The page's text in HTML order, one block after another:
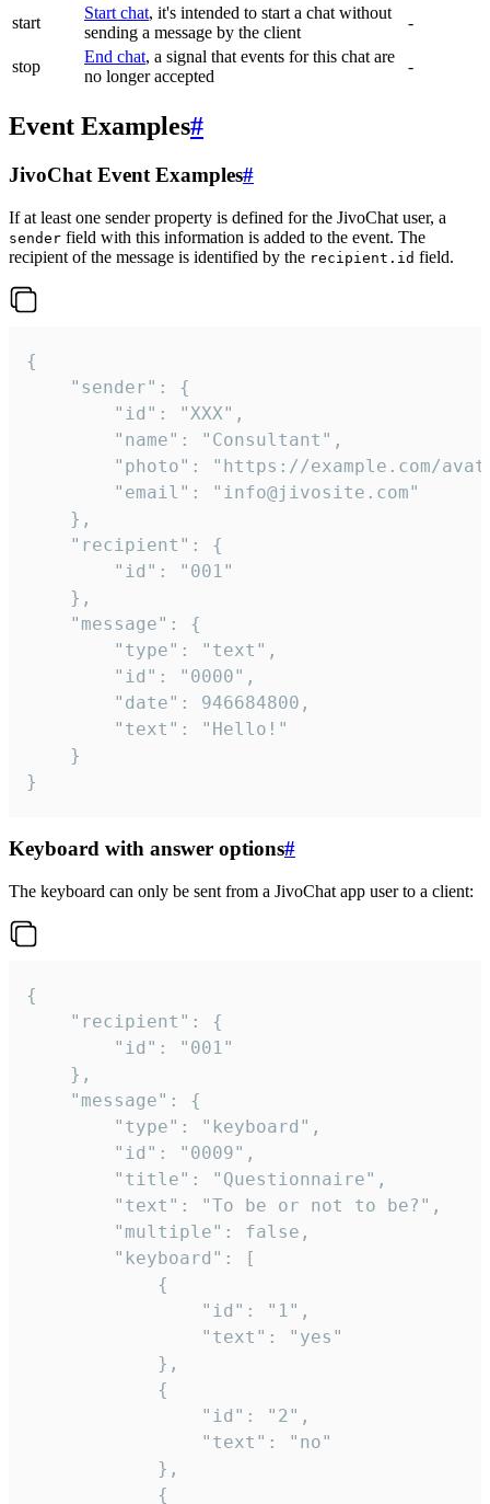
start
Start chat, it's intended to start a chat without
sending a message by the client
-
stop
End chat, a signal that events for this chat are
no longer accepted
-
Event Examples#
JivoChat Event Examples#
If at least one sender property is defined for the JivoChat user, a
sender field with this information is added to the event. The
recipient of the message is identified by the recipient.id field.
{
}
Keyboard with answer options#
The keyboard can only be sent from a JivoChat app user to a client:
{